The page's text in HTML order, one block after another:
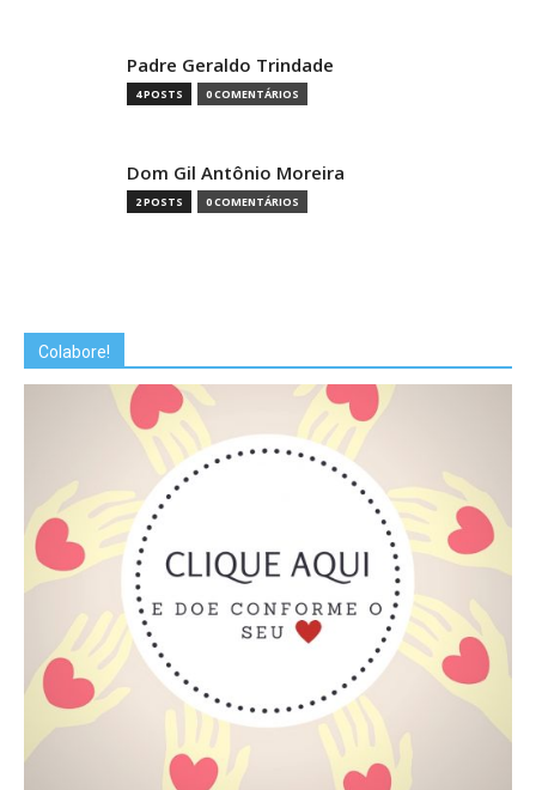
Padre Geraldo Trindade
4 POSTS 0 COMENTÁRIOS
Dom Gil Antônio Moreira
2 POSTS 0 COMENTÁRIOS
Colabore!